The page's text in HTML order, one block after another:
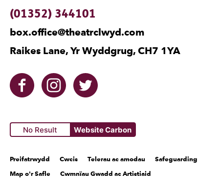
Manylion Cyswllt
Raikes Lane, Yr Wyddgrug, CH7 1YA
(01352) 344101
box.office@theatrclwyd.com
Facebook Instagram
No Result Website Carbon
Tudalennau Cyfreithiol
Preifatrwydd Cwcis Telerau ac amodau
Safeguarding
Map o'r Safle
Cwmnïau Gwadd ac Artistiaid